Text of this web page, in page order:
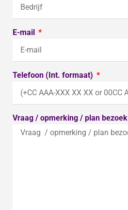
E-mail
Telefoon (Int. formaat)
Vraag / opmerking / plan bezoek